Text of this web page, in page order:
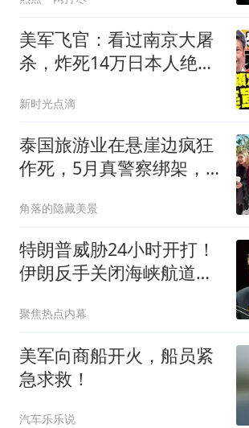
美军飞官：看过南京大屠
杀，炸死14万日本人绝不
新时光点滴
泰国旅游业在悬崖边疯狂
作死，5月真警察绑架，7
角落的隐藏美景
特朗普威胁24小时开打！
伊朗反手关闭海峡航道，
聚焦热点内幕
美军向商船开火，船员紧
急求救！
汽车乐乐说